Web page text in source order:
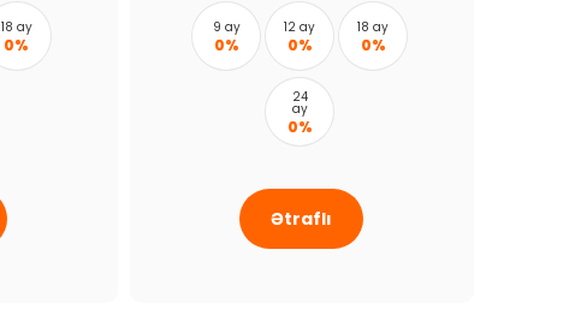
18 ay
0%
9 ay
0%
12 ay
0%
18 ay
0%
24
ay
0%
Ətraflı